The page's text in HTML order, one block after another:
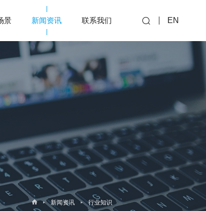
景 新闻资讯 联系我们 EN
新闻资讯 行业知识